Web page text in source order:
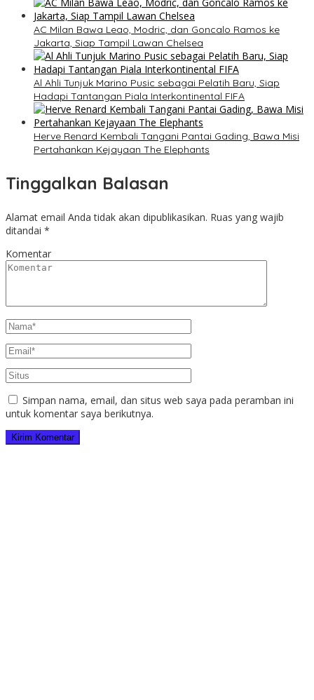
AC Milan Bawa Leao, Modric, dan Goncalo Ramos ke
Jakarta, Siap Tampil Lawan Chelsea
Al Ahli Tunjuk Marino Pusic sebagai Pelatih Baru, Siap
Hadapi Tantangan Piala Interkontinental FIFA
Herve Renard Kembali Tangani Pantai Gading, Bawa Misi
Pertahankan Kejayaan The Elephants
Tinggalkan Balasan
Alamat email Anda tidak akan dipublikasikan. Ruas yang wajib
ditandai *
Komentar
Simpan nama, email, dan situs web saya pada peramban ini
untuk komentar saya berikutnya.